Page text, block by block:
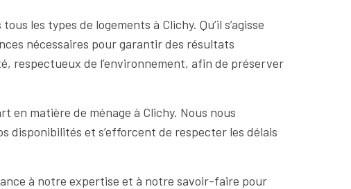
les types de logements à Clichy. Qu’il s’agisse
nécessaires pour garantir des résultats
respectueux de l’environnement, afin de préserver
en matière de ménage à Clichy. Nous nous
disponibilités et s’efforcent de respecter les délais
à notre expertise et à notre savoir-faire pour